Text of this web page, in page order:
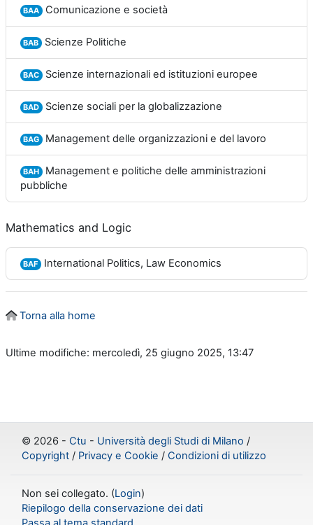
BAA Comunicazione e società
BAB Scienze Politiche
BAC Scienze internazionali ed istituzioni europee
BAD Scienze sociali per la globalizzazione
BAG Management delle organizzazioni e del lavoro
BAH Management e politiche delle amministrazioni
pubbliche
Mathematics and Logic
BAF International Politics, Law Economics
Torna alla home
Ultime modifiche: mercoledì, 25 giugno 2025, 13:47
© 2026 - Ctu - Università degli Studi di Milano /
Copyright / Privacy e Cookie / Condizioni di utilizzo
Non sei collegato. (Login)
Riepilogo della conservazione dei dati